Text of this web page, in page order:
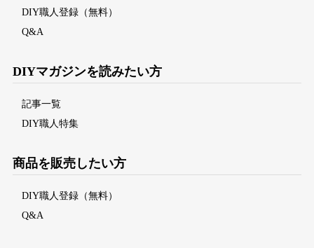
DIY職人登録（無料）
Q&A
DIYマガジンを読みたい方
記事一覧
DIY職人特集
商品を販売したい方
DIY職人登録（無料）
Q&A